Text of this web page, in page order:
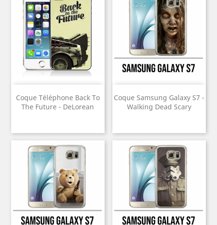
Coque Téléphone Back To
The Future - DeLorean
Coque Samsung Galaxy S7 -
Walking Dead Scary